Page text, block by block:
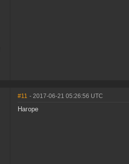
#11 - 2017-06-21 05:26:56 UTC
Нагоре